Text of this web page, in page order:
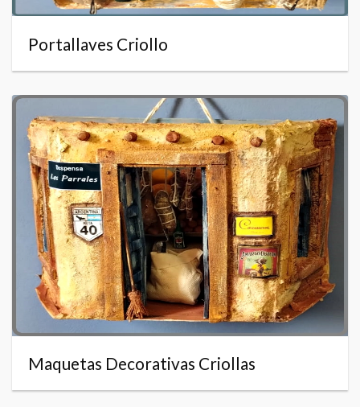
Portallaves Criollo
Maquetas Decorativas Criollas